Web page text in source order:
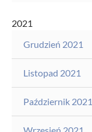
2021
Grudzień 2021
Listopad 2021
Październik 2021